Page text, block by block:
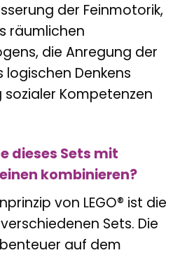
der Feinmotorik,
räumlichen
die Anregung der
Denkens
Kompetenzen
dieses Sets mit
kombinieren?
von LEGO® ist die
Sets. Die
auf dem